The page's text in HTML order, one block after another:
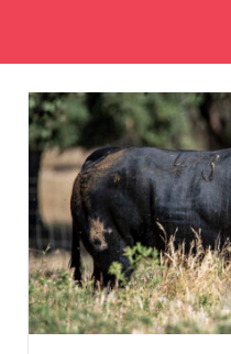
Toros
de
Casta
aux
des
toros